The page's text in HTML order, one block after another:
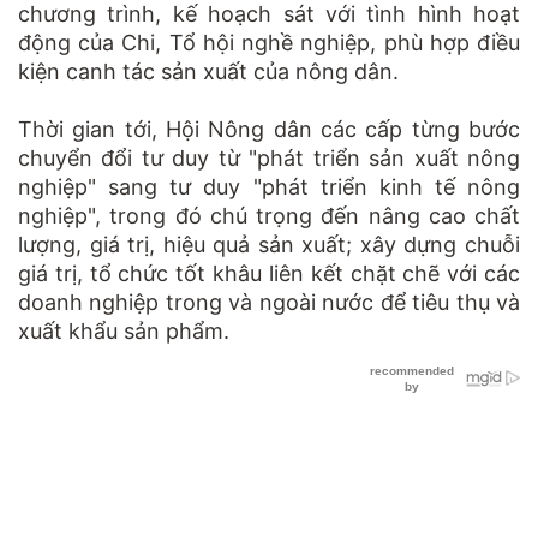
chương trình, kế hoạch sát với tình hình hoạt
động của Chi, Tổ hội nghề nghiệp, phù hợp điều
kiện canh tác sản xuất của nông dân.
Thời gian tới, Hội Nông dân các cấp từng bước
chuyển đổi tư duy từ "phát triển sản xuất nông
nghiệp" sang tư duy "phát triển kinh tế nông
nghiệp", trong đó chú trọng đến nâng cao chất
lượng, giá trị, hiệu quả sản xuất; xây dựng chuỗi
giá trị, tổ chức tốt khâu liên kết chặt chẽ với các
doanh nghiệp trong và ngoài nước để tiêu thụ và
xuất khẩu sản phẩm.